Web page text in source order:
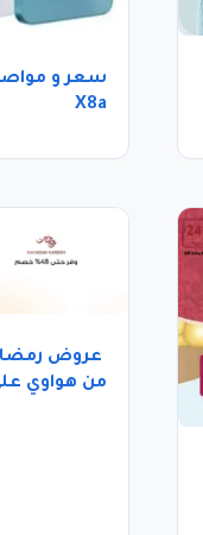
X8a
عروض
من هواوي